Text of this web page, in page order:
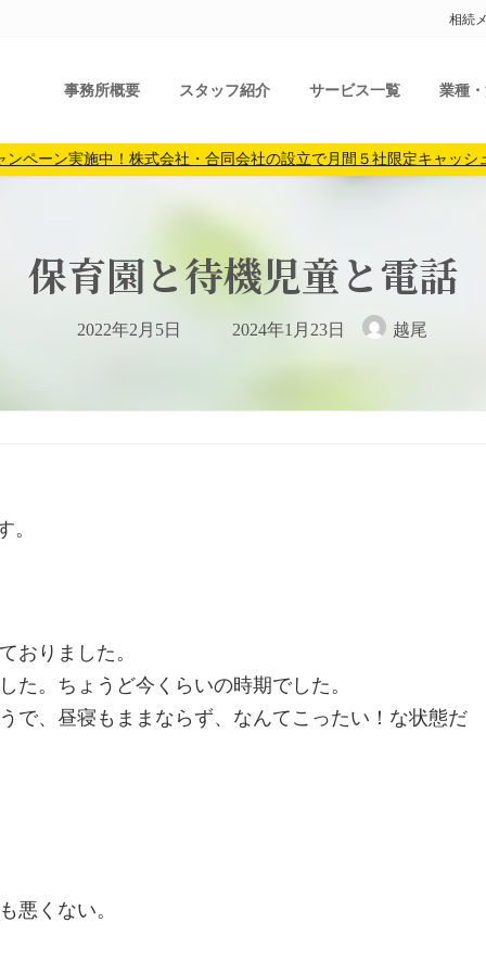
相続
事務所概要 スタッフ紹介 サービス一覧 業種
ンペーン実施中！株式会社・合同会社の設立で月間５社限定キャッシ
保育園と待機児童と電話
2022年2月5日
終
2024年1月23日 越尾
。
おりました。
た。ちょうど今くらいの時期でした。
で、昼寝もままならず、なんてこったい！な状態だ
悪くない。